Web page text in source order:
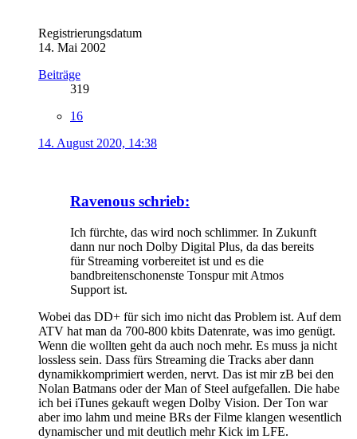
Registrierungsdatum
14. Mai 2002
Beiträge
319
16
14. August 2020, 14:38
Ravenous schrieb:
Ich fürchte, das wird noch schlimmer. In Zukunft
dann nur noch Dolby Digital Plus, da das bereits
für Streaming vorbereitet ist und es die
bandbreitenschonenste Tonspur mit Atmos
Support ist.
Wobei das DD+ für sich imo nicht das Problem ist. Auf dem
ATV hat man da 700-800 kbits Datenrate, was imo genügt.
Wenn die wollten geht da auch noch mehr. Es muss ja nicht
lossless sein. Dass fürs Streaming die Tracks aber dann
dynamikkomprimiert werden, nervt. Das ist mir zB bei den
Nolan Batmans oder der Man of Steel aufgefallen. Die habe
ich bei iTunes gekauft wegen Dolby Vision. Der Ton war
aber imo lahm und meine BRs der Filme klangen wesentlich
dynamischer und mit deutlich mehr Kick im LFE.